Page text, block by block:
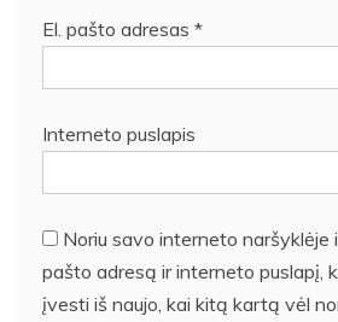
El. pašto adresas *
Interneto puslapis
Noriu savo interneto naršyklėje
pašto adresą ir interneto puslapį,
įvesti iš naujo, kai kitą kartą vėl